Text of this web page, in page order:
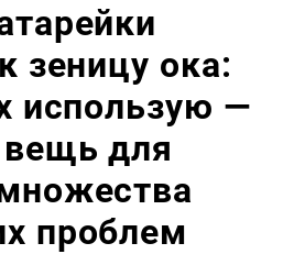
зеницу ока:
использую —
вещь для
проблем